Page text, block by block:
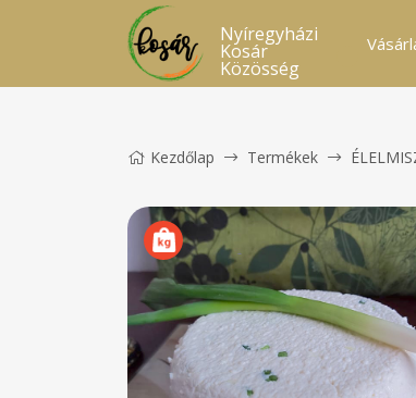
Nyíregyházi
Kosár
Közösség
Kezdőlap Termékek